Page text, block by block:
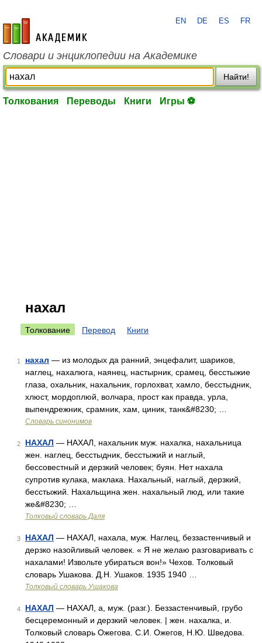
academic.ru
EN DE ES FR
Словари и энциклопедии на Академике
Найти!
Толкования Переводы Книги Игры ⚽
нахал
Толкование Перевод Книги
1 нахал — из молодых да ранний, энцефалит, шариков,
наглец, нахалюга, наянец, настырник, срамец, бесстыжие
глаза, охальник, нахальник, горлохват, хамло, бесстыдник,
хлюст, мордоплюй, волчара, прост как правда, урла,
выпендрежник, срамник, хам, циник, танк&#8230; …
Словарь синонимов
2 НАХАЛ — НАХАЛ, нахальник муж. нахалка, нахальница
жен. наглец, бесстыдник, бесстыжий и наглый,
бессовестный и дерзкий человек; буян. Нет нахала
супротив кулака, маклака. Нахальный, наглый, дерзкий,
бесстыжий. Нахальщина жен. нахальный люд, или такие
же&#8230; …
Толковый словарь Даля
3 НАХАЛ — НАХАЛ, нахала, муж. Наглец, беззастенчивый и
дерзко назойливый человек. « Я не желаю разговаривать с
нахалами! Извольте убираться вон!» Чехов. Толковый
словарь Ушакова. Д.Н. Ушаков. 1935 1940 …
Толковый словарь Ушакова
4 НАХАЛ — НАХАЛ, а, муж. (разг.). Беззастенчивый, грубо
бесцеремонный и дерзкий человек. | жен. нахалка, и.
Толковый словарь Ожегова. С.И. Ожегов, Н.Ю. Шведова.